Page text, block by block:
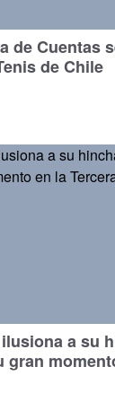
de Cuentas
de Chile
a su
gran